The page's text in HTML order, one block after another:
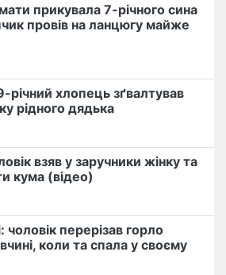
прикувала 7-річного сина
провів на ланцюгу майже
річний хлопець​ ️зґвалтував
рідного дядька
взяв у заручники жінку та
кума (відео)
перерізав горло
коли та спала у своєму